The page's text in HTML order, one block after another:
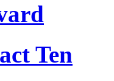
Ten